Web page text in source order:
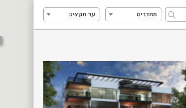
מחדרים עד תקציב
צור יצחק